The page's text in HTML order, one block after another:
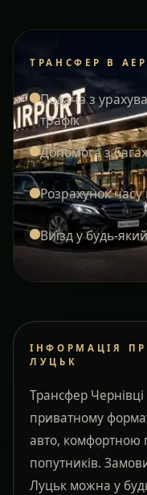
ТРАНСФЕР В
Подача з
трафік
Допомога з
Розрахунок
Виїзд у будь-
ІНФОРМАЦІЯ
ЛУЦЬК
Трансфер
приватному
авто, комфортною
попутників.
Луцьк можна у